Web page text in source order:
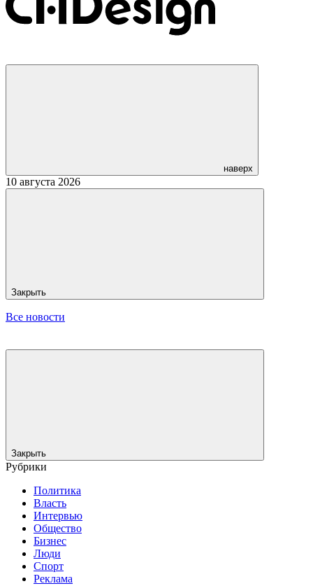
наверх
10 августа 2026
Закрыть
Все новости
Закрыть
Рубрики
Политика
Власть
Интервью
Общество
Бизнес
Люди
Спорт
Реклама